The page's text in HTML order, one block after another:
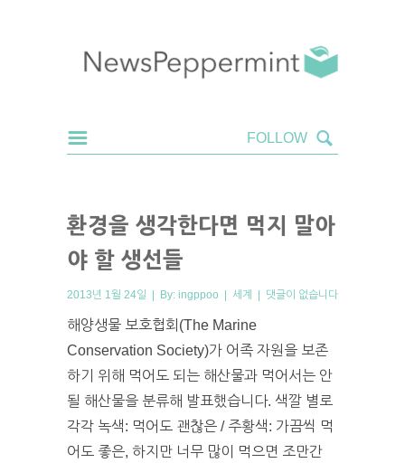
환경을 생각한다면 먹지 말아
야 할 생선들
2013년 1월 24일 | By: ingppoo | 세계 | 댓글이 없습니다
해양생물 보호협회(The Marine
Conservation Society)가 어족 자원을 보존
하기 위해 먹어도 되는 해산물과 먹어서는 안
될 해산물을 분류해 발표했습니다. 색깔 별로
각각 녹색: 먹어도 괜찮은 / 주황색: 가끔씩 먹
어도 좋은, 하지만 너무 많이 먹으면 조만간